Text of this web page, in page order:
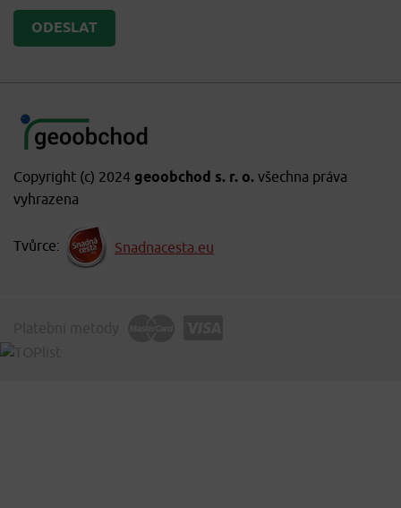
Copyright (c) 2024 geoobchod s. r. o. všechna práva
vyhrazena
Tvůrce: Snadnacesta.eu